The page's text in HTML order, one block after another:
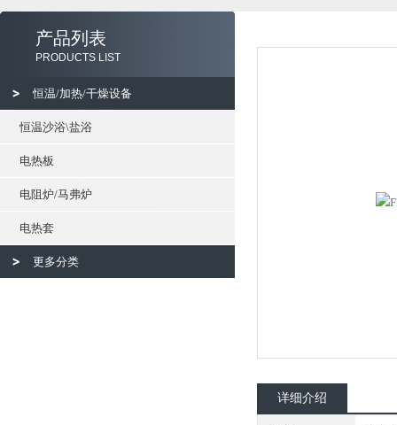
产品列表
PRODUCTS LIST
恒温/加热/干燥设备
恒温沙浴\盐浴
电热板
电阻炉/马弗炉
电热套
更多分类
详细介绍